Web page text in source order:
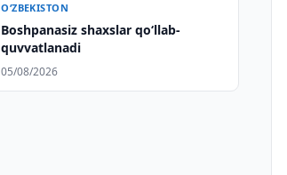
O‘ZBEKISTON
Boshpanasiz shaxslar qo‘llab-
quvvatlanadi
05/08/2026